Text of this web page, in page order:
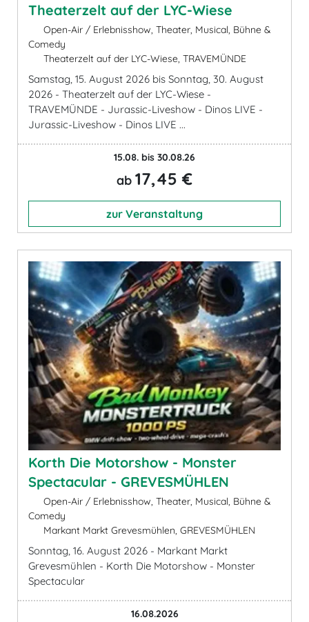
Theaterzelt auf der LYC-Wiese
Open-Air / Erlebnisshow, Theater, Musical, Bühne &
Comedy
Theaterzelt auf der LYC-Wiese, TRAVEMÜNDE
Samstag, 15. August 2026 bis Sonntag, 30. August
2026 - Theaterzelt auf der LYC-Wiese -
TRAVEMÜNDE - Jurassic-Liveshow - Dinos LIVE -
Jurassic-Liveshow - Dinos LIVE ...
15.08. bis 30.08.26
ab 17,45 €
zur Veranstaltung
Korth Die Motorshow - Monster
Spectacular - GREVESMÜHLEN
Open-Air / Erlebnisshow, Theater, Musical, Bühne &
Comedy
Markant Markt Grevesmühlen, GREVESMÜHLEN
Sonntag, 16. August 2026 - Markant Markt
Grevesmühlen - Korth Die Motorshow - Monster
Spectacular
16.08.2026